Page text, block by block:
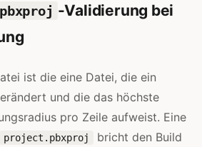
-Validierung bei
ist die eine Datei, die ein
und die das höchste
pro Zeile aufweist. Eine
project.pbxproj
bricht den Build